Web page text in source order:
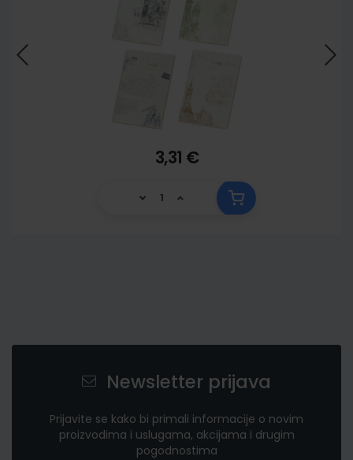
3,31 €
Newsletter prijava
Prijavite se kako bi primali informacije o novim
proizvodima i uslugama, akcijama i drugim
pogodnostima